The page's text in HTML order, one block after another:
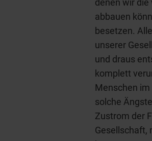
denen wir die
abbauen
besetzen.
unserer
und draus
komplett
Menschen
solche
Zustrom der
Gesellschaft,